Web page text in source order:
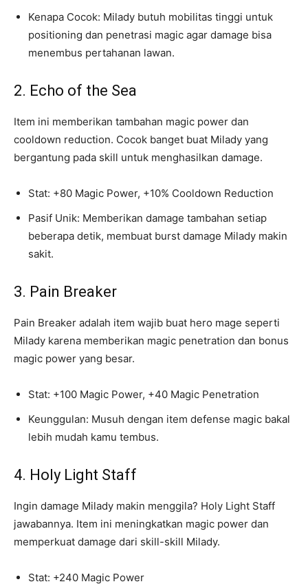
Kenapa Cocok: Milady butuh mobilitas tinggi untuk
positioning dan penetrasi magic agar damage bisa
menembus pertahanan lawan.
2. Echo of the Sea
Item ini memberikan tambahan magic power dan
cooldown reduction. Cocok banget buat Milady yang
bergantung pada skill untuk menghasilkan damage.
Stat: +80 Magic Power, +10% Cooldown Reduction
Pasif Unik: Memberikan damage tambahan setiap
beberapa detik, membuat burst damage Milady makin
sakit.
3. Pain Breaker
Pain Breaker adalah item wajib buat hero mage seperti
Milady karena memberikan magic penetration dan bonus
magic power yang besar.
Stat: +100 Magic Power, +40 Magic Penetration
Keunggulan: Musuh dengan item defense magic bakal
lebih mudah kamu tembus.
4. Holy Light Staff
Ingin damage Milady makin menggila? Holy Light Staff
jawabannya. Item ini meningkatkan magic power dan
memperkuat damage dari skill-skill Milady.
Stat: +240 Magic Power